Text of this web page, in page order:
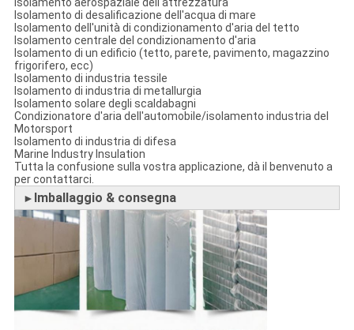
Isolamento aerospaziale dell'attrezzatura
Isolamento di desalificazione dell'acqua di mare
Isolamento dell'unità di condizionamento d'aria del tetto
Isolamento centrale del condizionamento d'aria
Isolamento di un edificio (tetto, parete, pavimento, magazzino
frigorifero, ecc)
Isolamento di industria tessile
Isolamento di industria di metallurgia
Isolamento solare degli scaldabagni
Condizionatore d'aria dell'automobile/isolamento industria del
Motorsport
Isolamento di industria di difesa
Marine Industry Insulation
Tutta la confusione sulla vostra applicazione, dà il benvenuto a
per contattarci.
► Imballaggio & consegna